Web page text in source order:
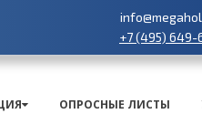
+7 (495) 649-
ОПРОСНЫЕ ЛИСТЫ